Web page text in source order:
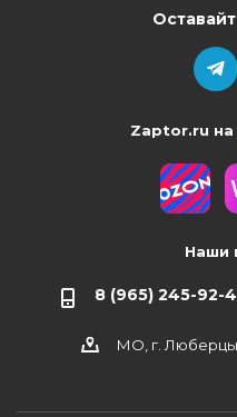
Zaptor.ru на
Наши
8 (965) 245-92-
МО, г.